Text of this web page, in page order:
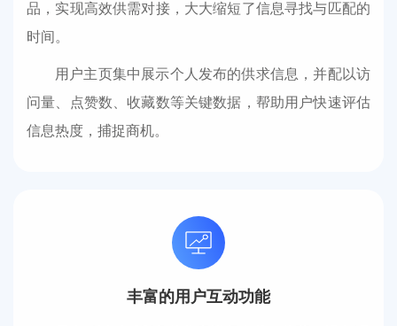
品，实现高效供需对接，大大缩短了信息寻找与匹配的
时间。
用户主页集中展示个人发布的供求信息，并配以访
问量、点赞数、收藏数等关键数据，帮助用户快速评估
信息热度，捕捉商机。
丰富的用户互动功能